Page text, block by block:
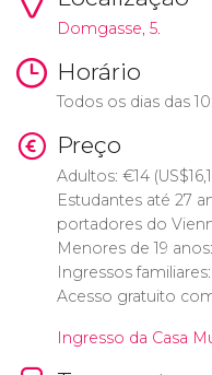
Domgasse, 5.
Horário
Todos os dias das
Preço
Adultos: €14 (US$
Estudantes até 27
portadores do
Menores de 19 anos:
Ingressos
Acesso gratuito
Ingresso da Casa